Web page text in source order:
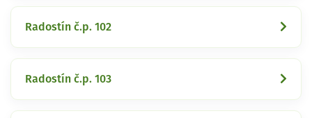
Radostín č.p. 102
Radostín č.p. 103